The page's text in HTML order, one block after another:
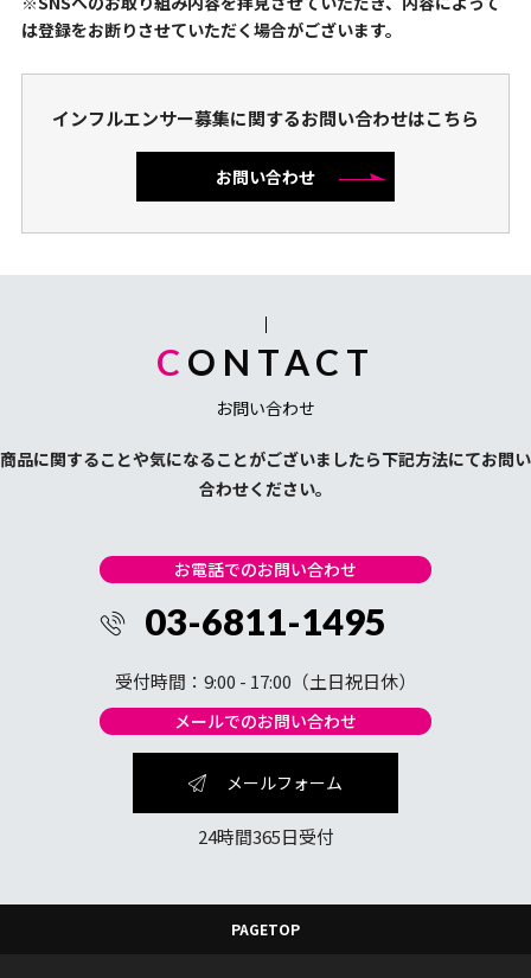
は登録をお断りさせていただく場合がございます。
インフルエンサー募集に関するお問い合わせはこちら
お問い合わせ
CONTACT
お問い合わせ
商品に関することや気になることがございましたら下記方法にてお問い
合わせください。
お電話でのお問い合わせ
03-6811-1495
受付時間：9:00 - 17:00（土日祝日休）
メールでのお問い合わせ
メールフォーム
24時間365日受付
PAGETOP